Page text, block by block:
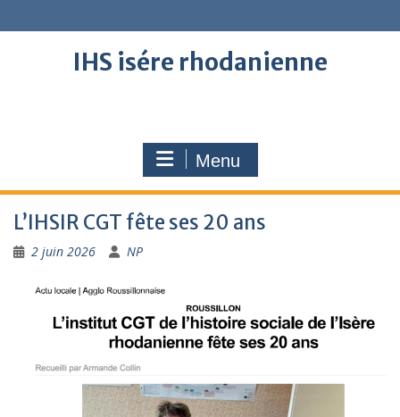
to
IHS isére rhodanienne
Menu
L’IHSIR CGT fête ses 20 ans
2 juin 2026 NP